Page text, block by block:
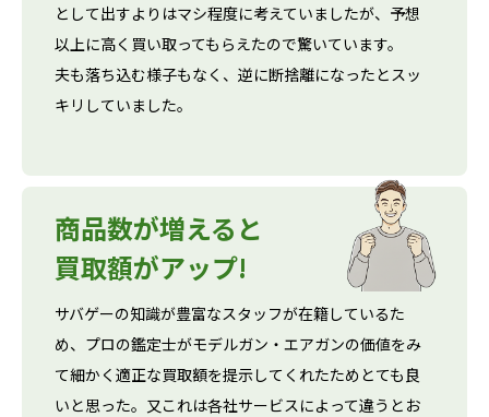
として出すよりはマシ程度に考えていましたが、予想
以上に高く買い取ってもらえたので驚いています。
夫も落ち込む様子もなく、逆に断捨離になったとスッ
キリしていました。
商品数が増えると
買取額がアップ!
サバゲーの知識が豊富なスタッフが在籍しているた
め、プロの鑑定士がモデルガン・エアガンの価値をみ
て細かく適正な買取額を提示してくれたためとても良
いと思った。又これは各社サービスによって違うとお